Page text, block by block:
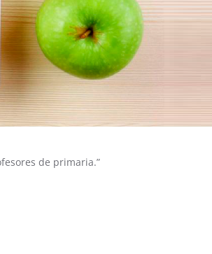
de primaria.”